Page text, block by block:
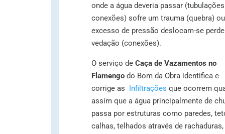
onde a água deveria passar
conexões) sofre um trauma (quebra)
excesso de pressão deslocam-se
vedação (conexões).
O serviço de Caça de Vazamentos no
Flamengo do Bom da Obra identifica e
corrige as Infiltrações que ocorrem
assim que a água principalmente de
passa por estruturas como paredes,
calhas, telhados através de rachaduras,